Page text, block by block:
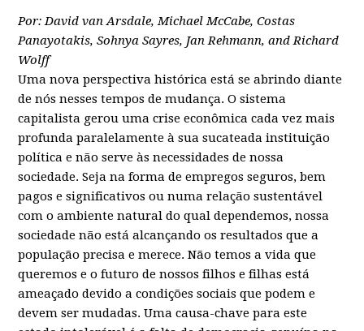
Por: David van Arsdale, Michael McCabe, Costas
Panayotakis, Sohnya Sayres, Jan Rehmann, and Richard
Wolff
Uma nova perspectiva histórica está se abrindo diante
de nós nesses tempos de mudança. O sistema
capitalista gerou uma crise econômica cada vez mais
profunda paralelamente à sua sucateada instituição
política e não serve às necessidades de nossa
sociedade. Seja na forma de empregos seguros, bem
pagos e significativos ou numa relação sustentável
com o ambiente natural do qual dependemos, nossa
sociedade não está alcançando os resultados que a
população precisa e merece. Não temos a vida que
queremos e o futuro de nossos filhos e filhas está
ameaçado devido a condições sociais que podem e
devem ser mudadas. Uma causa-chave para este